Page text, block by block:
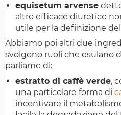
equisetum arvense
altro efficace diuretico
utile per la definizione
Abbiamo poi altri due
svolgono ruoli che esulano
parliamo di:
estratto di caffè verde,
una particolare forma di
incentivare il